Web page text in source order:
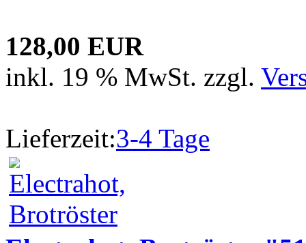
128,00 EUR
inkl. 19 % MwSt. zzgl.
Lieferzeit:3-4 Tage